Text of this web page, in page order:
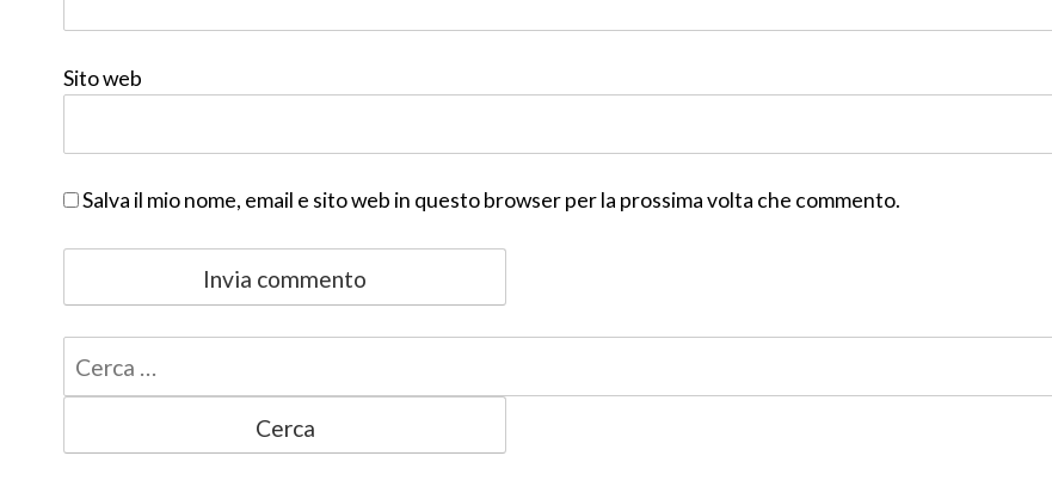
Sito web
Salva il mio nome, email e sito web in questo browser per la prossima volta che commento.
per: